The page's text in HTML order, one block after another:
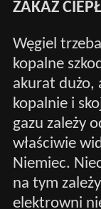
ZAKAZ
Węgiel
kopalne
akurat dużo,
kopalnie i
gazu zależy
właściwie
Niemiec.
na tym
elektrowni